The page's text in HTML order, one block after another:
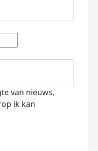
van nieuws,
ik kan